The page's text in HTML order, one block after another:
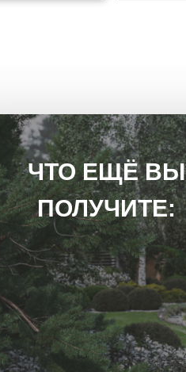
ЧТО ЕЩЁ ВЫ
ПОЛУЧИТЕ: